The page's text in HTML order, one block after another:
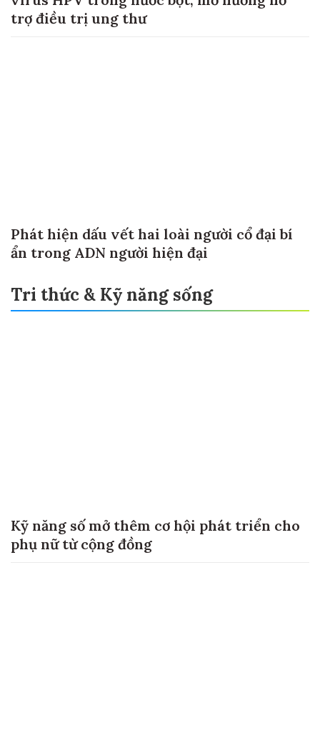
trợ điều trị ung thư
Phát hiện dấu vết hai loài người cổ đại bí
ẩn trong ADN người hiện đại
Tri thức & Kỹ năng sống
Kỹ năng số mở thêm cơ hội phát triển cho
phụ nữ từ cộng đồng